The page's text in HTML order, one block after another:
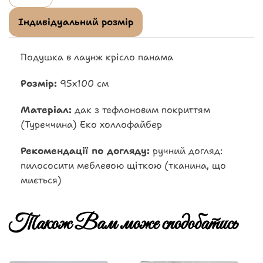
Індивідуальний розмір
Подушка в лаунж крісло панама
Розмір: 95х100 см
Матеріал: дак з тефлоновим покриттям
(Туреччина) Еко холлофайбер
Рекомендації по догляду: ручний догляд:
пилососити меблевою щіткою (тканина, що
миється)
Також Вам може сподобатись